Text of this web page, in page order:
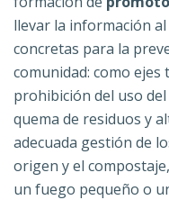
llevar la información
concretas para la
comunidad: como
prohibición del uso
quema de residuos y
adecuada gestión de
origen y el
un fuego pequeño o